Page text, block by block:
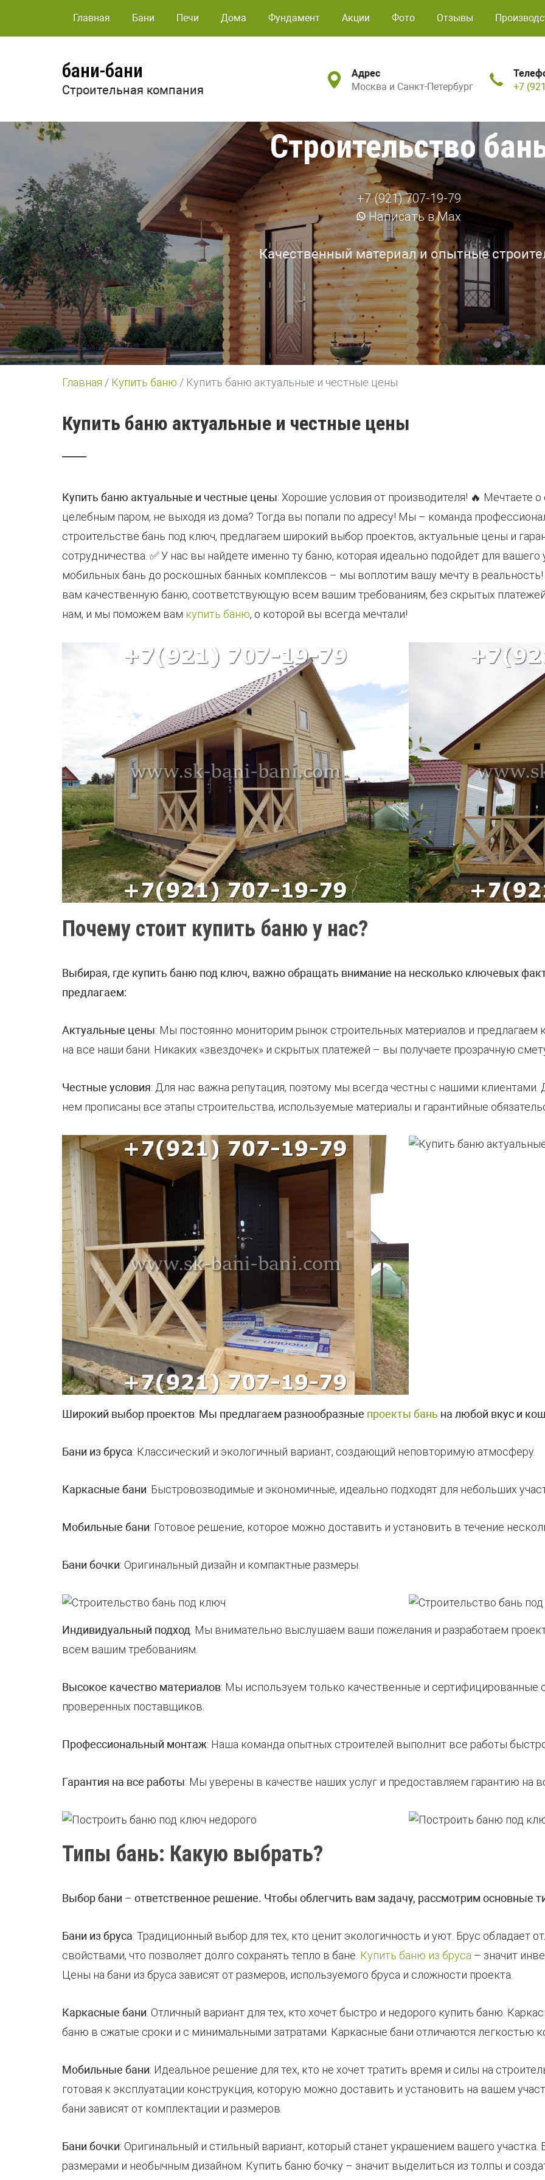
Главная Бани Печи Дома Фундамент Акции Фото Отзывы
бани-бани
Строительная компания
Адрес
Москва и Санкт-Петербург
+7
Строительство
+7 (921) 707-19-79
Написать в Max
Качественный материал и опытные
Главная / Купить баню / Купить баню актуальные и честные цены
Купить баню актуальные и честные цены
Купить баню актуальные и честные цены: Хорошие условия от производителя! 🔥 Мечтаете
целебным паром, не выходя из дома? Тогда вы попали по адресу! Мы – команда
строительстве бань под ключ, предлагаем широкий выбор проектов, актуальные цены и
сотрудничества. ✅ У нас вы найдете именно ту баню, которая идеально подойдет для
мобильных бань до роскошных банных комплексов – мы воплотим вашу мечту в реальность!
вам качественную баню, соответствующую всем вашим требованиям, без скрытых
нам, и мы поможем вам купить баню, о которой вы всегда мечтали!
Почему стоит купить баню у нас?
Выбирая, где купить баню под ключ, важно обращать внимание на несколько ключевых
предлагаем:
Актуальные цены: Мы постоянно мониторим рынок строительных материалов и предлагаем
на все наши бани. Никаких «звездочек» и скрытых платежей – вы получаете прозрачную смету
Честные условия: Для нас важна репутация, поэтому мы всегда честны с нашими клиентами.
нем прописаны все этапы строительства, используемые материалы и гарантийные
Широкий выбор проектов: Мы предлагаем разнообразные проекты бань на любой вкус и
Бани из бруса: Классический и экологичный вариант, создающий неповторимую атмосферу.
Каркасные бани: Быстровозводимые и экономичные, идеально подходят для небольших
Мобильные бани: Готовое решение, которое можно доставить и установить в течение
Бани бочки: Оригинальный дизайн и компактные размеры.
Индивидуальный подход: Мы внимательно выслушаем ваши пожелания и разработаем
всем вашим требованиям.
Высокое качество материалов: Мы используем только качественные и сертифицированные
проверенных поставщиков.
Профессиональный монтаж: Наша команда опытных строителей выполнит все работы
Гарантия на все работы: Мы уверены в качестве наших услуг и предоставляем гарантию на
Типы бань: Какую выбрать?
Выбор бани – ответственное решение. Чтобы облегчить вам задачу, рассмотрим основные
Бани из бруса: Традиционный выбор для тех, кто ценит экологичность и уют. Брус обладает
свойствами, что позволяет долго сохранять тепло в бане. Купить баню из бруса – значит
Цены на бани из бруса зависят от размеров, используемого бруса и сложности проекта.
Каркасные бани: Отличный вариант для тех, кто хочет быстро и недорого купить баню.
баню в сжатые сроки и с минимальными затратами. Каркасные бани отличаются легкостью
Мобильные бани: Идеальное решение для тех, кто не хочет тратить время и силы на
готовая к эксплуатации конструкция, которую можно доставить и установить на вашем
бани зависят от комплектации и размеров.
Бани бочки: Оригинальный и стильный вариант, который станет украшением вашего участка.
размерами и необычным дизайном. Купить баню бочку – значит выделиться из толпы и